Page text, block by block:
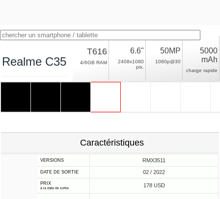
Realme C35
T616
4/6GB RAM
6.6"
2408x1080
pix.
50MP
1080p@30
5000
mAh
charge rapide
Caractéristiques
VERSIONS RMX3511
DATE DE SORTIE 02 / 2022
PRIX
à la date de sortie 178 USD